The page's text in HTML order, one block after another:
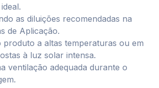
as diluições recomendadas na
de Aplicação.
produto a altas temperaturas ou em
à luz solar intensa.
ventilação adequada durante o